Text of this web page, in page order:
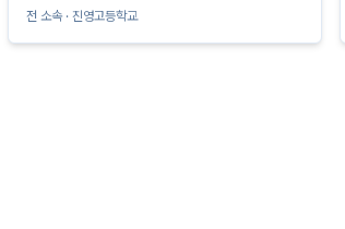
전 소속 · 진영고등학교